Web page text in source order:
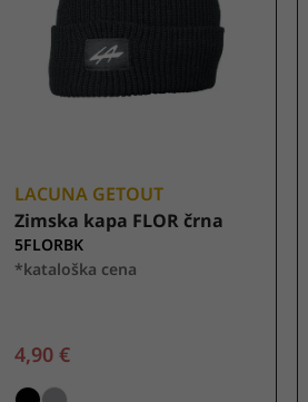
LACUNA GETOUT
Zimska kapa FLOR črna
5FLORBK
*kataloška cena
4,90 €